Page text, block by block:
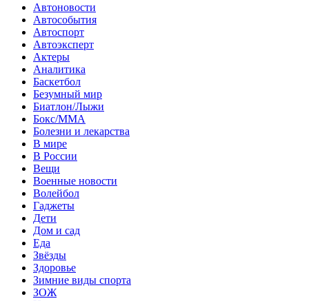
Автоновости
Автособытия
Автоспорт
Автоэксперт
Актеры
Аналитика
Баскетбол
Безумный мир
Биатлон/Лыжи
Бокс/MMA
Болезни и лекарства
В мире
В России
Вещи
Военные новости
Волейбол
Гаджеты
Дети
Дом и сад
Еда
Звёзды
Здоровье
Зимние виды спорта
ЗОЖ